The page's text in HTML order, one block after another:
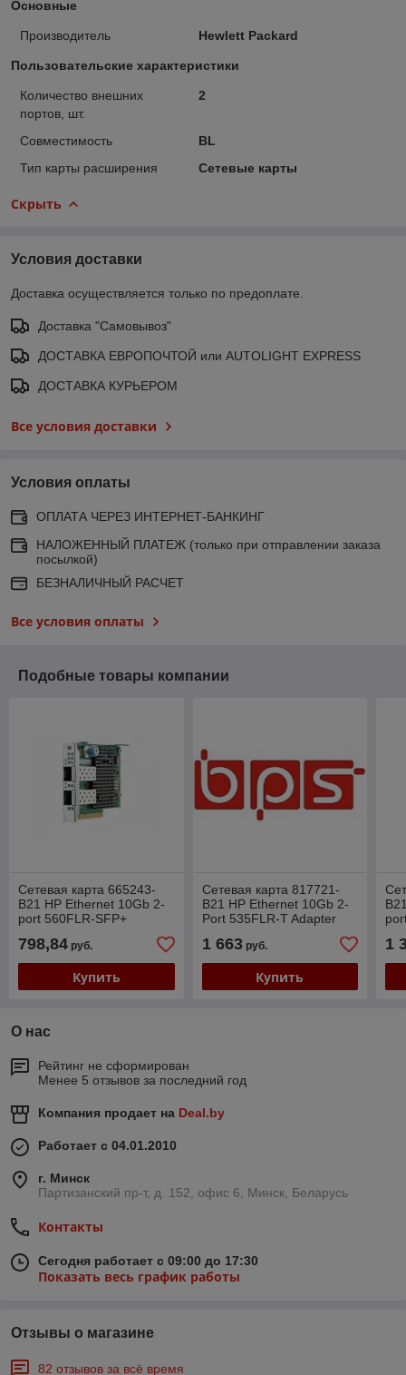
Основные
Производитель Hewlett Packard
Пользовательские характеристики
Количество внешних
портов, шт.
2
Совместимость
BL
Тип карты расширения
Сетевые карты
Скрыть
Условия доставки
Доставка осуществляется только по предоплате.
Доставка "Самовывоз"
ДОСТАВКА ЕВРОПОЧТОЙ или AUTOLIGHT EXPRESS
ДОСТАВКА КУРЬЕРОМ
Все условия доставки
Условия оплаты
ОПЛАТА ЧЕРЕЗ ИНТЕРНЕТ-БАНКИНГ
НАЛОЖЕННЫЙ ПЛАТЕЖ (только при отправлении заказа
посылкой)
БЕЗНАЛИЧНЫЙ РАСЧЕТ
Все условия оплаты
Подобные товары компании
Сетевая карта 665243-
B21 HP Ethernet 10Gb 2-
port 560FLR-SFP+
798,84 руб.
Купить
Сетевая карта 817721-
B21 HP Ethernet 10Gb 2-
Port 535FLR-T Adapter
1 663руб.
Купить
1
О нас
Рейтинг не сформирован
Менее 5 отзывов за последний год
Компания продает на Deal.by
Работает с 04.01.2010
г. Минск
Партизанский пр-т, д. 152, офис 6, Минск, Беларусь
Контакты
Сегодня работает с 09:00 до 17:30
Показать весь график работы
Отзывы о магазине
82 отзывов за всё время